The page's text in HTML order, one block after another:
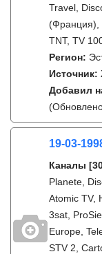
Travel,
(Франция),
TNT, TV
Регион:
Источник:
Добавил
19-03-
Каналы
Planete,
Atomic TV,
3sat,
Europe,
STV 2,